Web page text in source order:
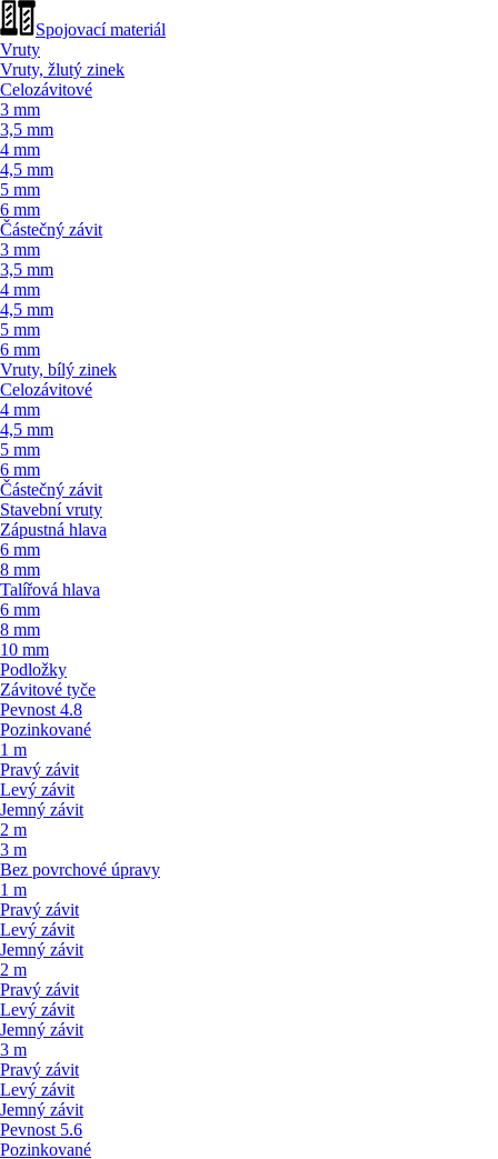
Spojovací materiál
Vruty
Vruty, žlutý zinek
Celozávitové
3 mm
3,5 mm
4 mm
4,5 mm
5 mm
6 mm
Částečný závit
3 mm
3,5 mm
4 mm
4,5 mm
5 mm
6 mm
Vruty, bílý zinek
Celozávitové
4 mm
4,5 mm
5 mm
6 mm
Částečný závit
Stavební vruty
Zápustná hlava
6 mm
8 mm
Talířová hlava
6 mm
8 mm
10 mm
Podložky
Závitové tyče
Pevnost 4.8
Pozinkované
1 m
Pravý závit
Levý závit
Jemný závit
2 m
3 m
Bez povrchové úpravy
1 m
Pravý závit
Levý závit
Jemný závit
2 m
Pravý závit
Levý závit
Jemný závit
3 m
Pravý závit
Levý závit
Jemný závit
Pevnost 5.6
Pozinkované